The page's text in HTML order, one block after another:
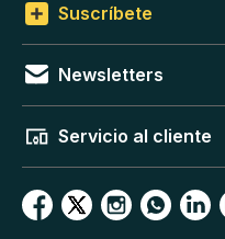
Suscríbete
Newsletters
Servicio al cliente